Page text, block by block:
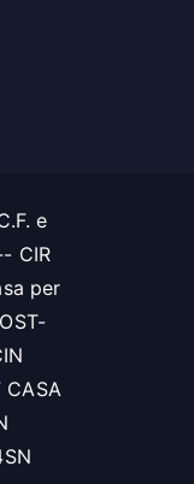
e
CIR
per
CASA